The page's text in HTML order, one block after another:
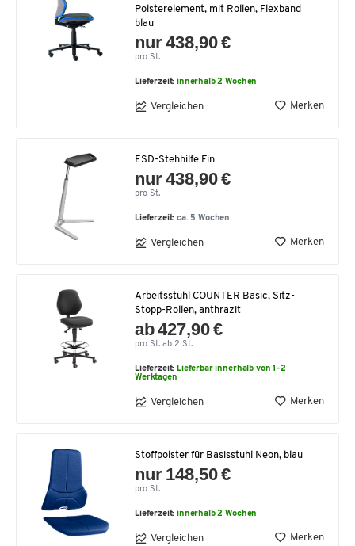
Polsterelement, mit Rollen, Flexband
blau
nur 438,90 €
pro St.
Lieferzeit:innerhalb 2 Wochen
Vergleichen Merken
ESD-Stehhilfe Fin
nur 438,90 €
pro St.
Lieferzeit:ca. 5 Wochen
Vergleichen Merken
Arbeitsstuhl COUNTER Basic, Sitz-
Stopp-Rollen, anthrazit
ab 427,90 €
pro St. ab 2 St.
Lieferzeit:Lieferbar innerhalb von 1-2
Werktagen
Vergleichen Merken
Stoffpolster für Basisstuhl Neon, blau
nur 148,50 €
pro St.
Lieferzeit:innerhalb 2 Wochen
Vergleichen Merken